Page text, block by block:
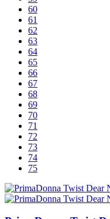
60
61
62
63
64
65
66
67
68
69
70
71
72
73
74
75